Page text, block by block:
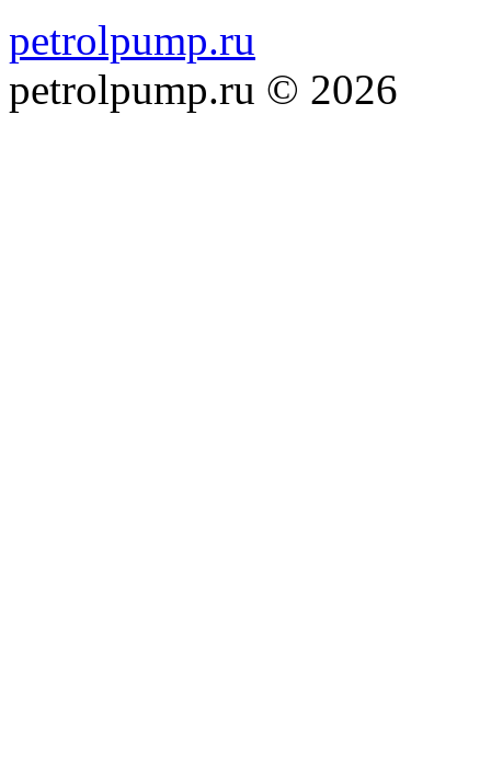
petrolpump.ru
petrolpump.ru © 2026